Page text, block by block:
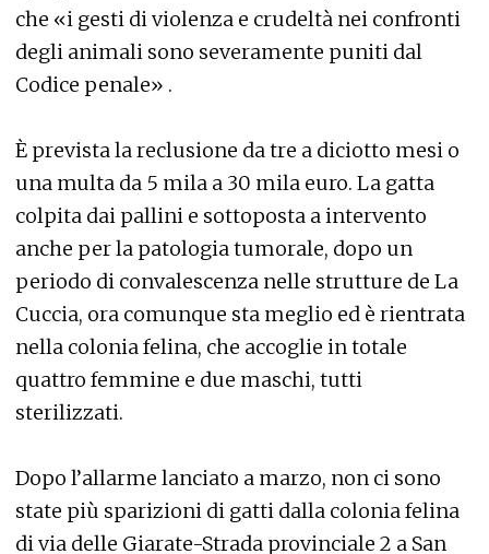
che «i gesti di violenza e crudeltà nei confronti
degli animali sono severamente puniti dal
Codice penale» .
È prevista la reclusione da tre a diciotto mesi o
una multa da 5 mila a 30 mila euro. La gatta
colpita dai pallini e sottoposta a intervento
anche per la patologia tumorale, dopo un
periodo di convalescenza nelle strutture de La
Cuccia, ora comunque sta meglio ed è rientrata
nella colonia felina, che accoglie in totale
quattro femmine e due maschi, tutti
sterilizzati.
Dopo l’allarme lanciato a marzo, non ci sono
state più sparizioni di gatti dalla colonia felina
di via delle Giarate-Strada provinciale 2 a San